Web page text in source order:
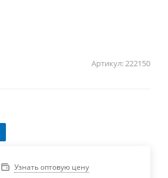
Артикул:222150
Узнать оптовую цену